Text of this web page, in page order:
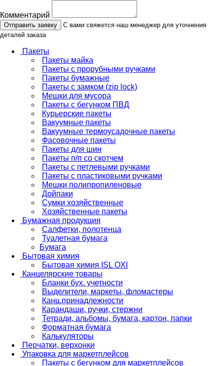
Комментарий
Отправить заявку
С вами свяжется наш менеджер для уточнения
деталей заказа
Пакеты
Пакеты майка
Пакеты с прорубными ручками
Пакеты бумажные
Пакеты с замком (zip lock)
Мешки для мусора
Пакеты с бегунком ПВД
Курьерские пакеты
Вакуумные пакеты
Вакуумные термоусадочные пакеты
Фасовочные пакеты
Пакеты для шин
Пакеты п/п со скотчем
Пакеты с петлевыми ручками
Пакеты с пластиковыми ручками
Мешки полипропиленовые
Дойпаки
Сумки хозяйственные
Хозяйственные пакеты
Бумажная продукция
Салфетки, полотенца
Туалетная бумага
Бумага
Бытовая химия
Бытовая химия ISL OXI
Канцелярские товары
Бланки бух. учетности
Выделители, маркеты, фломастеры
Канц.принадлежности
Карандаши, ручки, стержни
Тетради, альбомы, бумага, картон, папки
Форматная бумага
Калькуляторы
Перчатки, верхонки
Упаковка для маркетплейсов
Пакеты с бегунком для маркетплейсов